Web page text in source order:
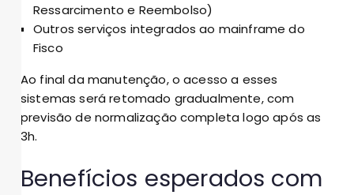
Ressarcimento e Reembolso)
Outros serviços integrados ao mainframe do
Fisco
Ao final da manutenção, o acesso a esses
sistemas será retomado gradualmente, com
previsão de normalização completa logo após as
3h.
Benefícios esperados com